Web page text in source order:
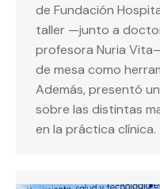
de Fundación
taller —junto a
profesora Nuria
de mesa como
Además, presentó
sobre las distintas
en la práctica clínica.